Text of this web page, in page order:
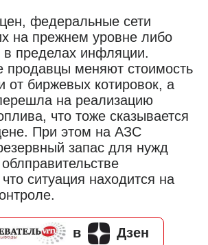
федеральные сети
на прежнем уровне либо
в пределах инфляции.
продавцы меняют стоимость
от биржевых котировок, а
на реализацию
что тоже сказывается
При этом на АЗС
запас для нужд
ситуация находится на
в Дзен